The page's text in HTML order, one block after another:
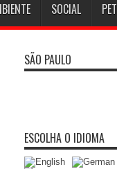
SOCIAL PET
SÃO PAULO
ESCOLHA O IDIOMA